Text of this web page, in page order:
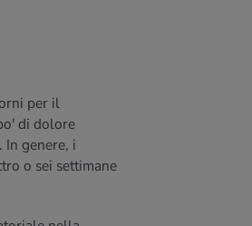
per il
di dolore
In genere, i
o sei settimane